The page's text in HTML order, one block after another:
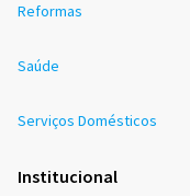
Reformas
Saúde
Serviços Domésticos
Institucional